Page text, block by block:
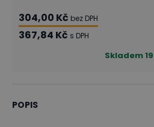
304,00 Kč bez DPH
367,84 Kč s DPH
Skladem19
POPIS